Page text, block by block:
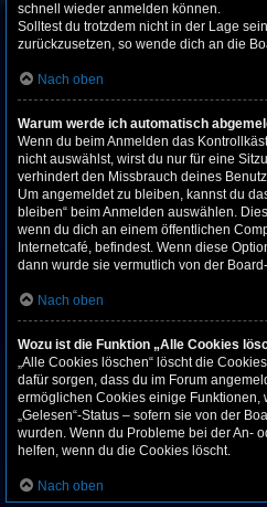
schnell wieder anmelden können.
Solltest du trotzdem nicht in der Lage
zurückzusetzen, so wende dich an die
Nach oben
Warum werde ich automatisch
Wenn du beim Anmelden das
nicht auswählst, wirst du nur für eine
verhindert den Missbrauch deines
Um angemeldet zu bleiben, kannst du
bleiben“ beim Anmelden auswählen.
wenn du dich an einem öffentlichen
Internetcafé, befindest. Wenn diese
dann wurde sie vermutlich von der
Nach oben
Wozu ist die Funktion „Alle Cookies
„Alle Cookies löschen“ löscht die
dafür sorgen, dass du im Forum
ermöglichen Cookies einige Funktionen,
„Gelesen“-Status – sofern sie von der
wurden. Wenn du Probleme bei der An-
helfen, wenn du die Cookies löscht.
Nach oben